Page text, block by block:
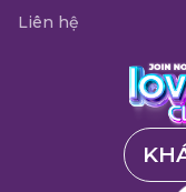
Liên hệ